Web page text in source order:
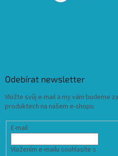
Odebírat newsletter
Vložte svůj e-mail a my vám budeme
produktech na našem e-shopu.
E-mail
Vložením e-mailu souhlasíte s